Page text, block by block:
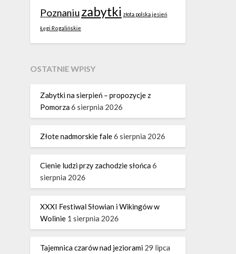
Poznaniu zabytki złota polska jesień
Łęgi Rogalińskie
OSTATNIE WPISY
Zabytki na sierpień – propozycje z
Pomorza6 sierpnia 2026
Złote nadmorskie fale6 sierpnia 2026
Cienie ludzi przy zachodzie słońca6
sierpnia 2026
XXXI Festiwal Słowian i Wikingów w
Wolinie 1 sierpnia 2026
Tajemnica czarów nad jeziorami 29 lipca